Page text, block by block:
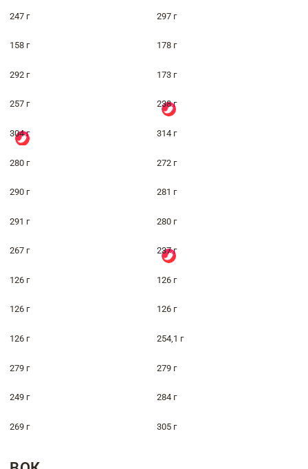
247 г 297 г
158 г 178 г
292 г 173 г
257 г 238 г
304 г 314 г
280 г 272 г
290 г 281 г
291 г 280 г
267 г 237 г
126 г 126 г
126 г 126 г
126 г 254,1 г
279 г 279 г
249 г 284 г
269 г 305 г